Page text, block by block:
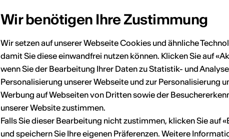
Wir benötigen Ihre Zustimmung
Wir setzen auf unserer Webseite Cookies und ähnliche
damit Sie diese einwandfrei nutzen können. Klicken Sie auf
wenn Sie der Bearbeitung Ihrer Daten zu Statistik- und
Personalisierung unserer Webseite und zur Personalisierung
Werbung auf Webseiten von Dritten sowie der
unserer Website zustimmen.
Falls Sie dieser Bearbeitung nicht zustimmen, klicken Sie auf
und speichern Sie Ihre eigenen Präferenzen. Weitere